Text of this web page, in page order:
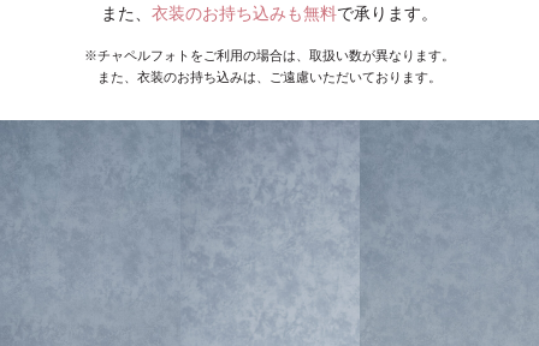
また、 衣装のお持ち込みも無料で承ります。
※チャペルフォトをご利用の場合は、取扱い数が異なります。
また、衣装のお持ち込みは、ご遠慮いただいております。